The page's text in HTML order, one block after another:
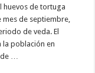
huevos de tortuga
mes de septiembre,
de veda. El
la población en
de …